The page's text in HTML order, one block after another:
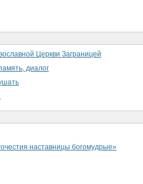
Церкви Заграницей
диалог
наставницы богомудрые»